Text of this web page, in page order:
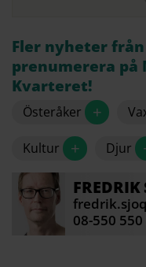
Fler nyheter
prenumerera
Kvarteret!
Österåker +
Kultur + Djur
FREDRIK
08-550